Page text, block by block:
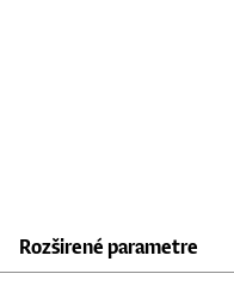
Rozširené parametre